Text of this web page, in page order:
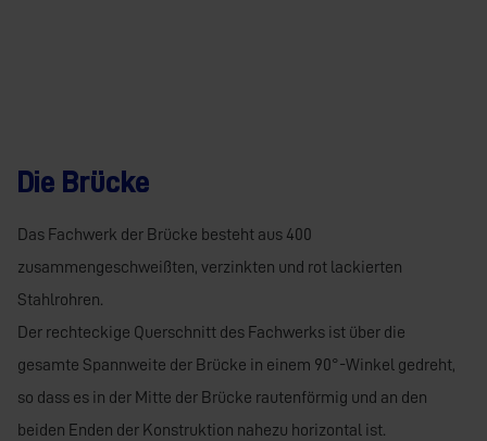
Die Brücke
Das Fachwerk der Brücke besteht aus 400
zusammengeschweißten, verzinkten und rot lackierten
Stahlrohren.
Der rechteckige Querschnitt des Fachwerks ist über die
gesamte Spannweite der Brücke in einem 90°-Winkel gedreht,
so dass es in der Mitte der Brücke rautenförmig und an den
beiden Enden der Konstruktion nahezu horizontal ist.